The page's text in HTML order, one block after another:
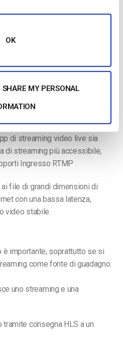
OK
MY PERSONAL
digitale più adatto allo
o al software di streaming
il protocollo ottimale per il
di streaming video live sia
di streaming più accessibile,
Ingresso RTMP .
file di grandi dimensioni di
con una bassa latenza,
video stabile.
importante, soprattutto se si
come fonte di guadagno.
uno streaming e una
consegna HLS a un